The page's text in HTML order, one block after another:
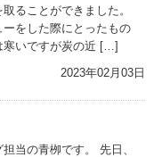
ることができました。
をした際にとったもの
寒いですが炭の近 […]
2023年02月03日
当の青栁です。 先日、